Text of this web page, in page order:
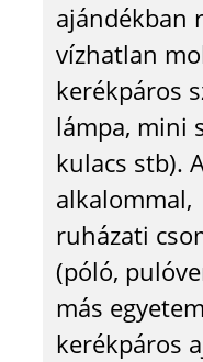
ajándékban
vízhatlan
kerékpáros
lámpa, mini
kulacs stb).
alkalommal,
ruházati
(póló,
más
kerékpáros